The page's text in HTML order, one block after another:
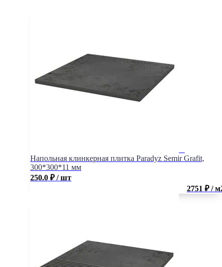
Напольная клинкерная плитка Paradyz Semir Grafit,
300*300*11 мм
250.0 ₽ / шт
2751 ₽ /